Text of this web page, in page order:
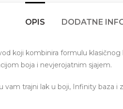
OPIS DODATNE
koji kombinira formulu
boja i nevjerojatnim sjajem.
vam trajni lak u boji, Infinity baza